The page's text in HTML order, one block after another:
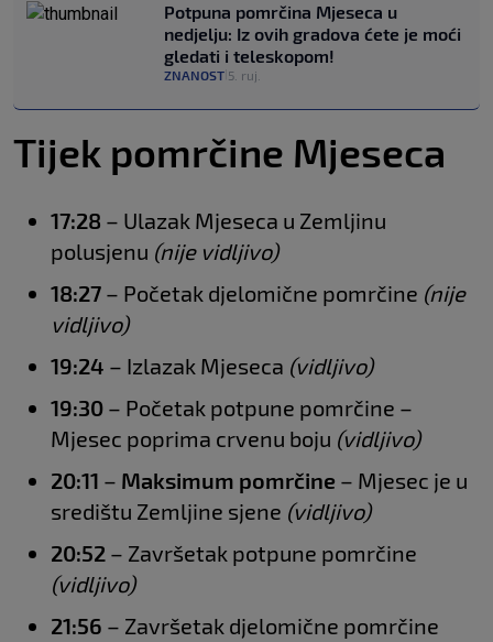
Potpuna pomrčina Mjeseca u
nedjelju: Iz ovih gradova ćete je moći
gledati i teleskopom!
ZNANOST 5. ruj.
Tijek pomrčine Mjeseca
17:28 – Ulazak Mjeseca u Zemljinu
polusjenu (nije vidljivo)
18:27 – Početak djelomične pomrčine (nije
vidljivo)
19:24 – Izlazak Mjeseca (vidljivo)
19:30 – Početak potpune pomrčine –
Mjesec poprima crvenu boju (vidljivo)
20:11 – Maksimum pomrčine – Mjesec je u
središtu Zemljine sjene (vidljivo)
20:52 – Završetak potpune pomrčine
(vidljivo)
21:56 – Završetak djelomične pomrčine